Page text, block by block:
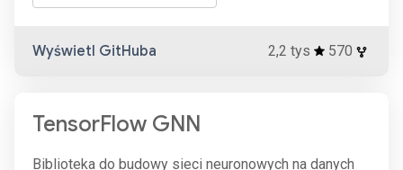
Wyświetl GitHuba 2,2 tys 570
TensorFlow GNN
Biblioteka do budowy sieci neuronowych na danych